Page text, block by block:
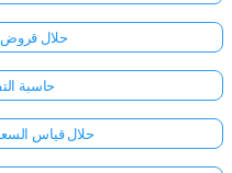
حلال قروض
حاسبة
حلال قياس